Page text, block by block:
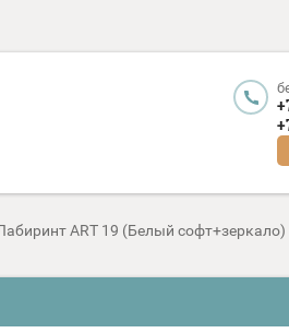
ART 19 (Белый софт+зеркало)